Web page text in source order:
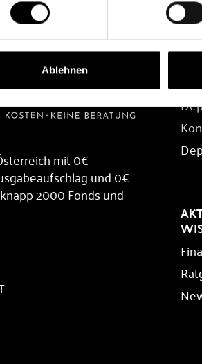
Ablehnen
mit 0€
und 0€
2000 Fonds und